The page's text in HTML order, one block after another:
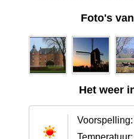
Foto's
Het weer
Voorspelling: